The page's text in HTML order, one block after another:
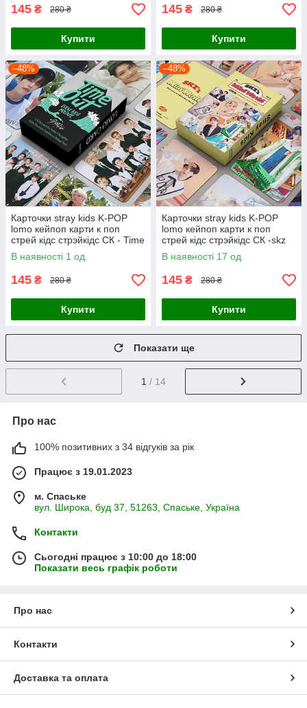
145 ₴ 280 ₴
Купити
145 ₴ 280 ₴
Купити
–48%
Карточки stray kids K-POP
lomo кейпоп карти к поп
стрей кідс стрэйкідс СК - Time
Out - 55 шт
В наявності 1 од.
145 ₴ 280 ₴
Купити
–48%
Карточки stray kids K-POP
lomo кейпоп карти к поп
стрей кідс стрэйкідс СК -skz
mini world - 55 шт
В наявності 17 од.
145 ₴ 280 ₴
Купити
Показати ще
1 / 14
Про нас
100% позитивних з 34 відгуків за рік
Працює з 19.01.2023
м. Спаське
вул. Широка, буд 37, 51263, Спаське, Україна
Контакти
Сьогодні працює з 10:00 до 18:00
Показати весь графік роботи
Про нас
Контакти
Доставка та оплата